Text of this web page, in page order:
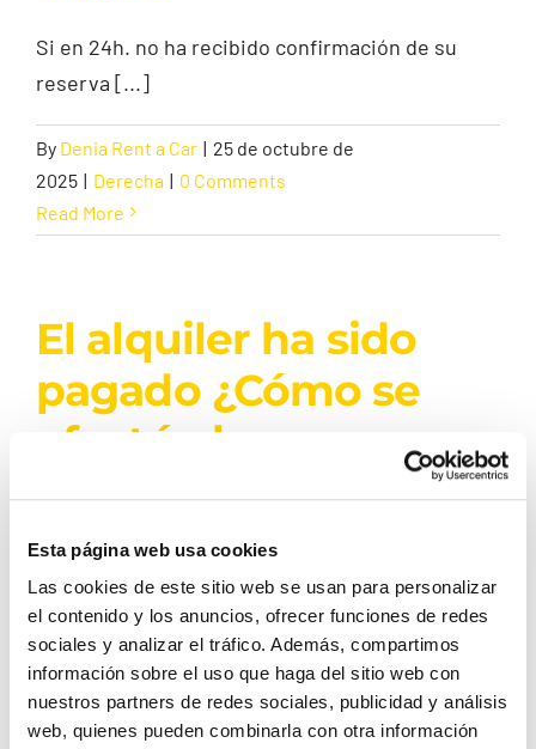
Esta página web usa cookies
Las cookies de este sitio web se usan para personalizar
el contenido y los anuncios, ofrecer funciones de redes
sociales y analizar el tráfico. Además, compartimos
información sobre el uso que haga del sitio web con
nuestros partners de redes sociales, publicidad y análisis
web, quienes pueden combinarla con otra información
Si en 24h. no ha recibido confirmación de su
reserva [...]
By Denia Rent a Car | 25 de octubre de
2025 | Derecha | 0 Comments
Read More
El alquiler ha sido
pagado ¿Cómo se
efectúa la
devolución del
importe pagado?
Cuando cancele su reserva si el importe ya ha
sido [...]
By Denia Rent a Car
25 de octubre de